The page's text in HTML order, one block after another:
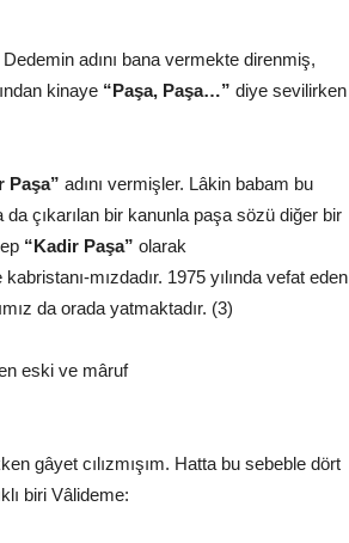
adını bana vermekte direnmiş,
kinaye “Paşa, Paşa…” diye sevilirken
Paşa” adını vermişler. Lâkin babam bu
çıkarılan bir kanunla paşa sözü diğer bir
“Kadir Paşa” olarak
mızdadır. 1975 yılında vefat eden
da orada yatmaktadır. (3)
eski ve mâruf
gâyet cılızmışım. Hatta bu sebeble dört
biri Vâlideme: